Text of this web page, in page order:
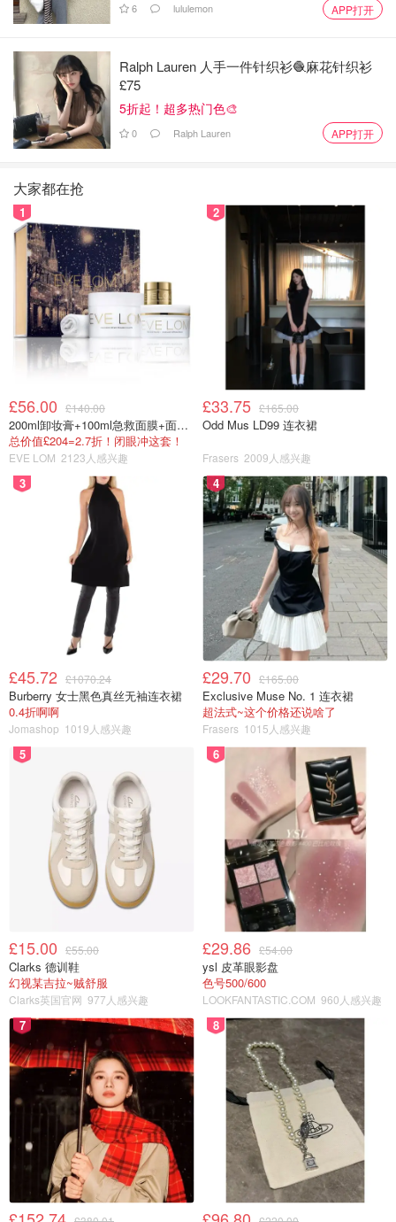
6 lululemon APP打开
Ralph Lauren 人手一件针织衫🧶麻花针织衫
£75
5折起！超多热门色🎨
0 Ralph Lauren APP打开
大家都在抢
1
£56.00 £140.00
200ml卸妆膏+100ml急救面膜+面霜+洁颜布
总价值£204=2.7折！闭眼冲这套！
EVE LOM 2123人感兴趣
2
£33.75 £165.00
Odd Mus LD99 连衣裙
Frasers 2009人感兴趣
3
£45.72 £1070.24
Burberry 女士黑色真丝无袖连衣裙
0.4折啊啊
Jomashop 1019人感兴趣
4
£29.70 £165.00
Exclusive Muse No. 1 连衣裙
超法式~这个价格还说啥了
Frasers 1015人感兴趣
5
£15.00 £55.00
Clarks 德训鞋
幻视某吉拉~贼舒服
Clarks英国官网 977人感兴趣
6
£29.86 £54.00
ysl 皮革眼影盘
色号500/600
LOOKFANTASTIC.COM 960人感兴趣
7 8